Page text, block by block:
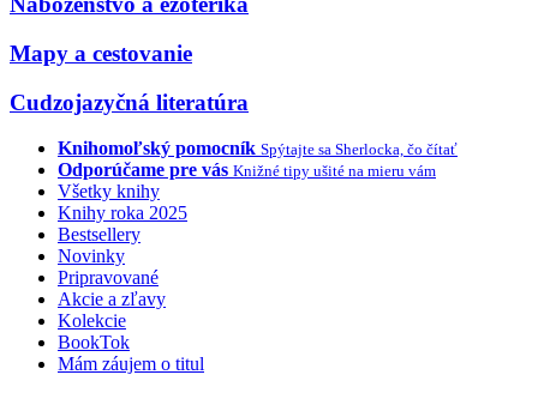
Mapy a cestovanie
Cudzojazyčná literatúra
Knihomoľský pomocník Spýtajte sa Sherlocka, čo čítať
Odporúčame pre vás Knižné tipy ušité na mieru vám
Všetky knihy
Knihy roka 2025
Bestsellery
Novinky
Pripravované
Akcie a zľavy
Kolekcie
BookTok
Mám záujem o titul